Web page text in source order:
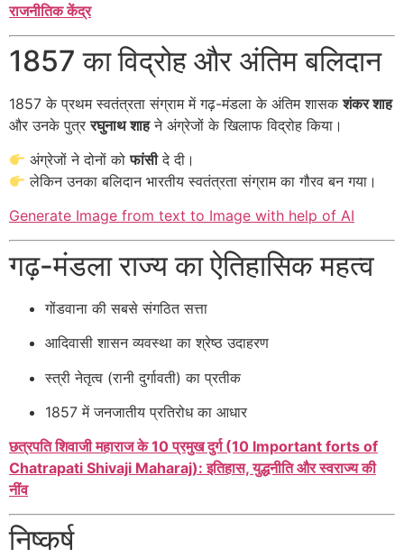
राजनीतिक केंद्र
1857 का विद्रोह और अंतिम बलिदान
1857 के प्रथम स्वतंत्रता संग्राम में गढ़-मंडला के अंतिम शासकशंकर शाह
और उनके पुत्ररघुनाथ शाहने अंग्रेजों के खिलाफ विद्रोह किया।
अंग्रेजों ने दोनों कोफांसीदे दी।
लेकिन उनका बलिदान भारतीय स्वतंत्रता संग्राम का गौरव बन गया।
Generate Image from text to Image with help of AI
गढ़-मंडला राज्य का ऐतिहासिक महत्व
गोंडवाना की सबसे संगठित सत्ता
आदिवासी शासन व्यवस्था का श्रेष्ठ उदाहरण
स्त्री नेतृत्व (रानी दुर्गावती) का प्रतीक
1857 में जनजातीय प्रतिरोध का आधार
छत्रपति शिवाजी महाराज के 10 प्रमुख दुर्ग (10 Important forts of
Chatrapati Shivaji Maharaj): इतिहास, युद्धनीति और स्वराज्य की
नींव
निष्कर्ष